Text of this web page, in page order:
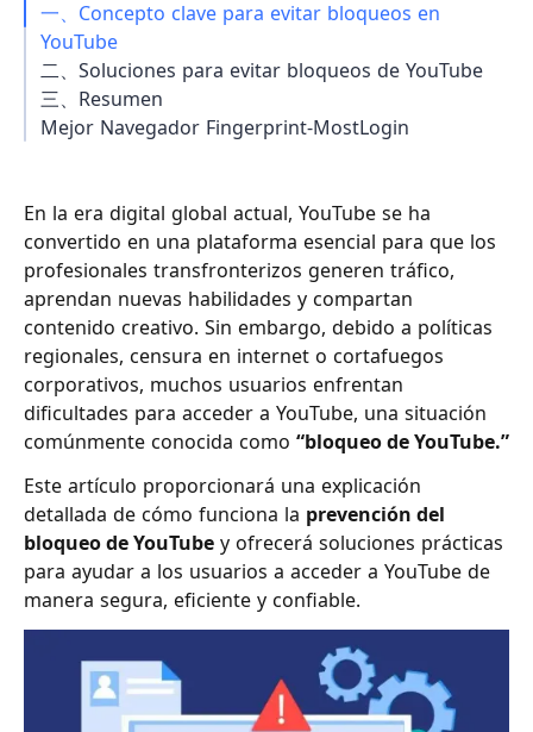
一、Concepto clave para evitar bloqueos en
YouTube
二、Soluciones para evitar bloqueos de YouTube
三、Resumen
Mejor Navegador Fingerprint-MostLogin
En la era digital global actual, YouTube se ha
convertido en una plataforma esencial para que los
profesionales transfronterizos generen tráfico,
aprendan nuevas habilidades y compartan
contenido creativo. Sin embargo, debido a políticas
regionales, censura en internet o cortafuegos
corporativos, muchos usuarios enfrentan
dificultades para acceder a YouTube, una situación
comúnmente conocida como “bloqueo de YouTube.”
Este artículo proporcionará una explicación
detallada de cómo funciona la prevención del
bloqueo de YouTube y ofrecerá soluciones prácticas
para ayudar a los usuarios a acceder a YouTube de
manera segura, eficiente y confiable.